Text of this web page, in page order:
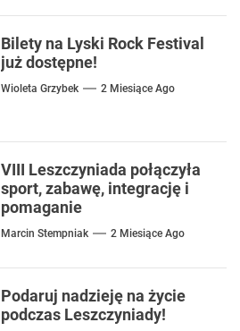
Bilety na Lyski Rock Festival
już dostępne!
Wioleta Grzybek 2 Miesiące Ago
VIII Leszczyniada połączyła
sport, zabawę, integrację i
pomaganie
Marcin Stempniak 2 Miesiące Ago
Podaruj nadzieję na życie
podczas Leszczyniady!